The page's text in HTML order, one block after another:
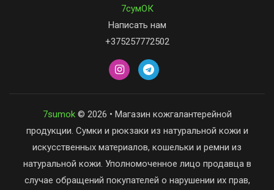
7сумОК
Написать нам
+375257772502
7sumok© 2026 • Магазин кожгалантерейной
продукции. Сумки и рюкзаки из натуральной кожи и
искусственных материалов, кошельки и ремни из
натуральной кожи. Уполномоченное лицо продавца в
случае обращений покупателей о нарушении их прав,